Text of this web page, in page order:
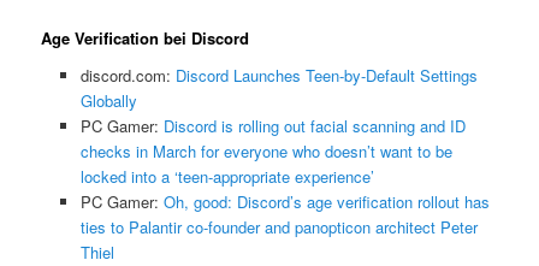
Age Verification bei Discord
discord.com: Discord Launches Teen-by-Default Settings
Globally
PC Gamer: Discord is rolling out facial scanning and ID
checks in March for everyone who doesn’t want to be
locked into a ‘teen-appropriate experience’
PC Gamer: Oh, good: Discord’s age verification rollout has
ties to Palantir co-founder and panopticon architect Peter
Thiel